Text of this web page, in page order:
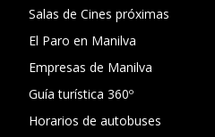
Salas de Cines próximas
El Paro en Manilva
Empresas de Manilva
Guía turística 360º
Horarios de autobuses